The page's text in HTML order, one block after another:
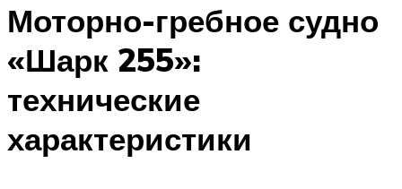
Моторно-гребное судно
«Шарк 255»:
технические
характеристики